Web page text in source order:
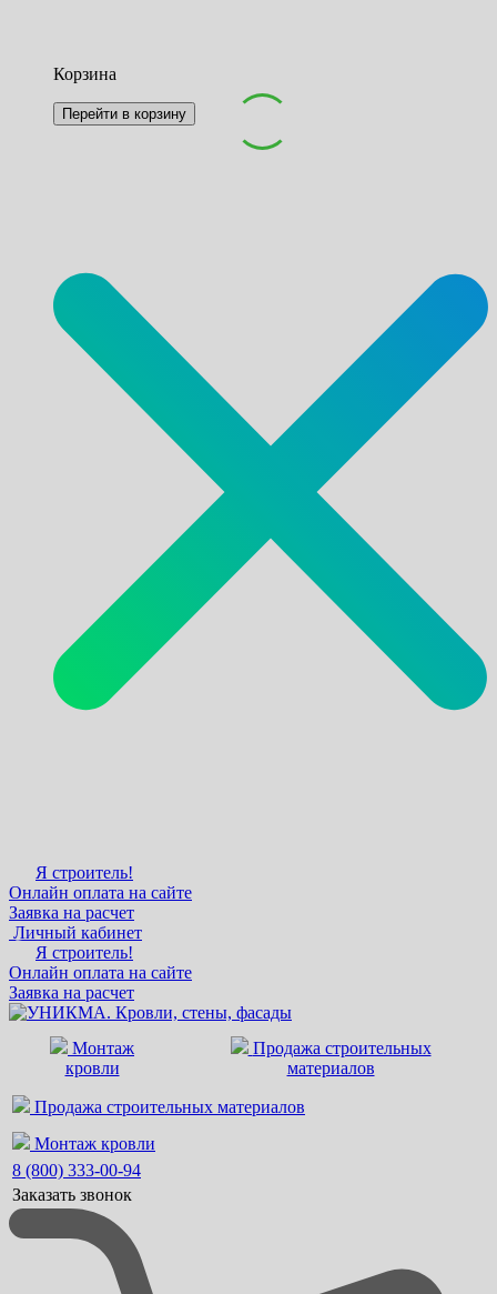
Корзина
Перейти в корзину
Я строитель!
Онлайн оплата на сайте
Заявка на расчет
Личный кабинет
Я строитель!
Онлайн оплата на сайте
Заявка на расчет
Монтаж
кровли
Продажа строительных
материалов
Продажа строительных материалов
Монтаж кровли
8 (800) 333-00-94
Заказать звонок